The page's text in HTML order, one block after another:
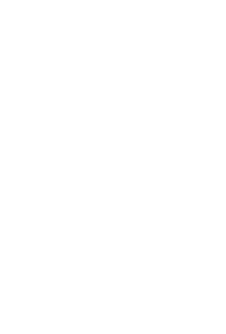
hinzufügen